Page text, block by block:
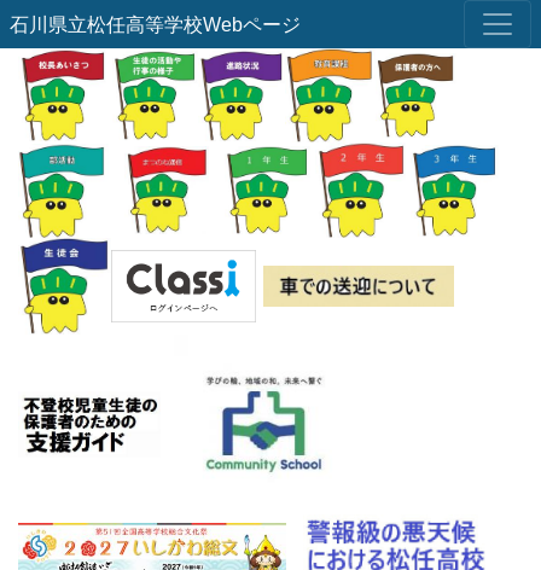
石川県立松任高等学校Webページ